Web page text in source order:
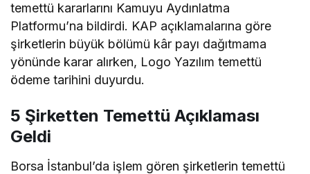
temettü kararlarını Kamuyu Aydınlatma
Platformu’na bildirdi. KAP açıklamalarına göre
şirketlerin büyük bölümü kâr payı dağıtmama
yönünde karar alırken, Logo Yazılım temettü
ödeme tarihini duyurdu.
5 Şirketten Temettü Açıklaması
Geldi
Borsa İstanbul’da işlem gören şirketlerin temettü